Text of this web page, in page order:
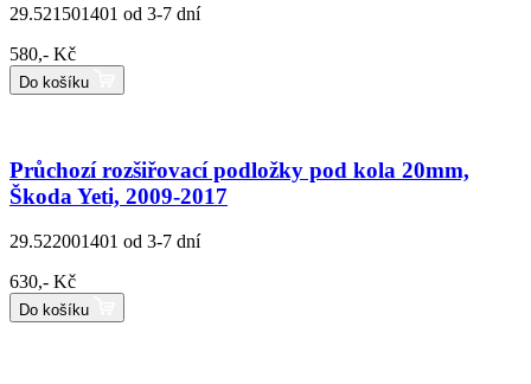
29.521501401 od 3-7 dní
580,- Kč
Do košíku
Průchozí rozšiřovací podložky pod kola 20mm,
Škoda Yeti, 2009-2017
29.522001401 od 3-7 dní
630,- Kč
Do košíku